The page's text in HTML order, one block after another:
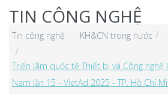
TIN CÔNG NGHỆ
Tin công nghệ KH&CN trong nước
Triển lãm quốc tế Thiết bị và Công nghệ
Nam lần 15 - VietAd 2025 - TP. Hồ Chí